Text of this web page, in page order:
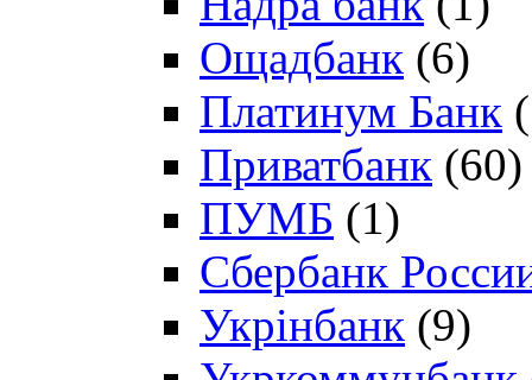
Ощадбанк (6)
Платинум Банк
Приватбанк (60)
ПУМБ (1)
Сбербанк
Укрінбанк (9)